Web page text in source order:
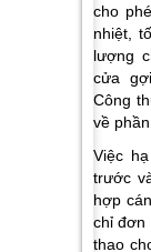
cho
nhiệt,
lượng
cửa
Công
về
Việc
trước
hợp
chỉ đơn
thao